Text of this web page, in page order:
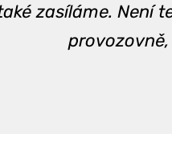
zasíláme. Není